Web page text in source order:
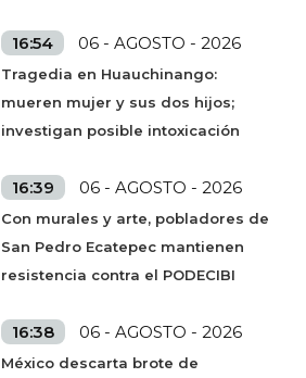
16:54 06 - AGOSTO - 2026
Tragedia en Huauchinango:
mueren mujer y sus dos hijos;
investigan posible intoxicación
16:39 06 - AGOSTO - 2026
Con murales y arte, pobladores de
San Pedro Ecatepec mantienen
resistencia contra el PODECIBI
16:38 06 - AGOSTO - 2026
México descarta brote de